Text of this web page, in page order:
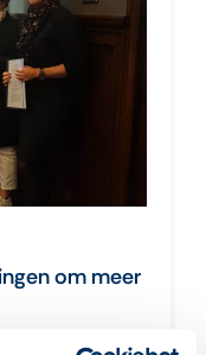
om meer
levert